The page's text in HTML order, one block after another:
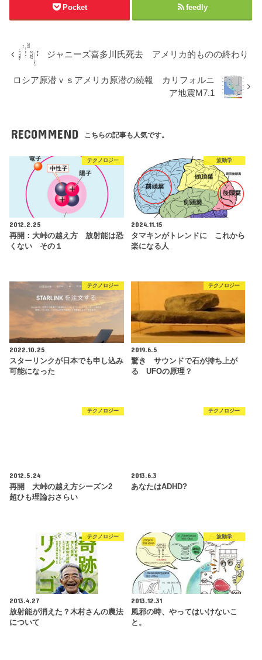
Pocket feedly
ジャニーズ喜多川氏死去 アメリカ的ものの終わり
ロシア原潜ｖｓアメリカ原潜の続報 カリフォルニ
ア地震M7.1
RECOMMEND こちらの記事も人気です。
テクノロジー
2012.2.25
再開：大峠の越え方 放射能は恐
くない その１
波動学
2024.11.15
タマキンがトレンドに これから
楽になる人
テクノロジー
2022.10.25
スターリンクが日本でも申し込み
可能になった
テクノロジー
2019.6.5
驚き サウンドで石が持ち上が
る UFOの原理？
テクノロジー
2012.5.24
再開 大峠の越え方シーズン2
超ひも理論おさらい
テクノロジー
2013.6.3
あなたはADHD?
テクノロジー
2013.4.27
放射能が消えた？木村さんの農法
について
波動学
2013.12.31
風邪の時、やってはいけないこ
と。